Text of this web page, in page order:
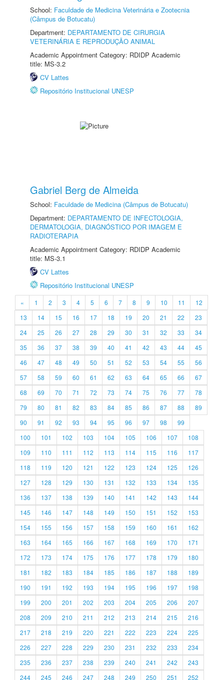
School: Faculdade de Medicina Veterinária e Zootecnia
(Câmpus de Botucatu)
Department: DEPARTAMENTO DE CIRURGIA
VETERINÁRIA E REPRODUÇÃO ANIMAL
Academic Appointment Category: RDIDP Academic
title: MS-3.2
CV Lattes
Repositório Institucional UNESP
Gabriel Berg de Almeida
School: Faculdade de Medicina (Câmpus de Botucatu)
Department: DEPARTAMENTO DE INFECTOLOGIA,
DERMATOLOGIA, DIAGNÓSTICO POR IMAGEM E
RADIOTERAPIA
Academic Appointment Category: RDIDP Academic
title: MS-3.1
CV Lattes
Repositório Institucional UNESP
« 1 2 3 4 5 6 7 8 9 10 11
12
13
14 15 16 17 18 19 20 21 22
23
24
25 26 27 28 29 30 31 32 33
34
35
36 37 38 39 40 41 42 43 44
45
46
47 48 49 50 51 52 53 54 55
56
57
58 59 60 61 62 63 64 65 66
67
68
69 70 71 72 73 74 75 76 77
78
79
80 81 82 83 84 85 86 87 88
89
90
91 92 93 94 95 96 97 98
99
100
101 102 103 104 105 106 107
108
109
110 111 112 113 114 115 116
117
118
119 120 121 122 123 124 125
126
127
128 129 130 131 132 133 134
135
136
137 138 139 140 141 142 143
144
145
146 147 148 149 150 151 152
153
154
155 156 157 158 159 160 161
162
163
164 165 166 167 168 169 170
171
172
173 174 175 176 177 178 179
180
181
182 183 184 185 186 187 188
189
190
191 192 193 194 195 196 197
198
199
200 201 202 203 204 205 206
207
208
209 210 211 212 213 214 215
216
217
218 219 220 221 222 223 224
225
226
227 228 229 230 231 232 233
234
235
236 237 238 239 240 241 242
243
244
245 246 247 248 249 250 251 252